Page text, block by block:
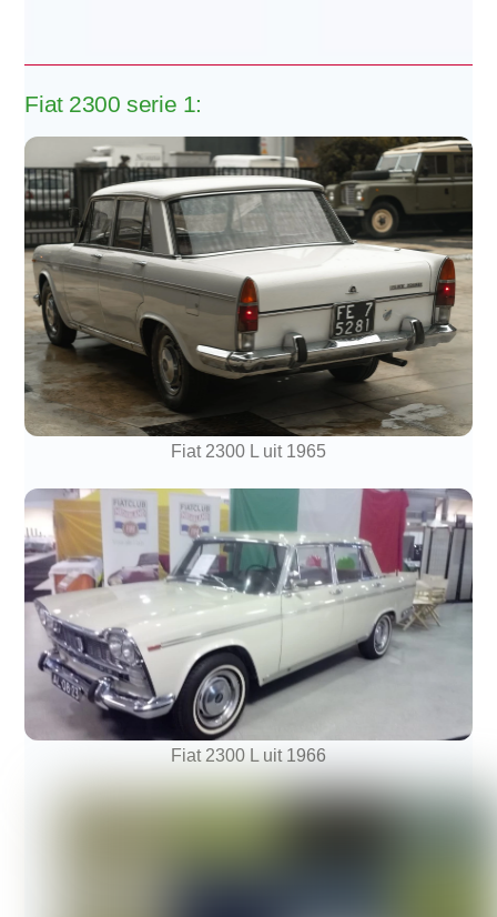
Fiat 2300 serie 1:
Fiat 2300 L uit 1965
Fiat 2300 L uit 1966